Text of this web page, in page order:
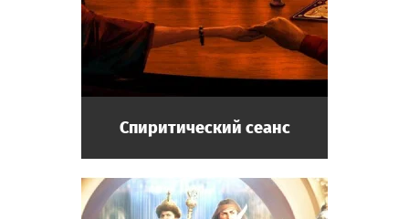
Спиритический сеанс